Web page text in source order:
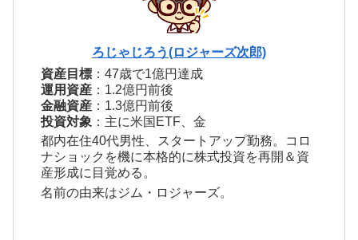
ろじゃじろう(ロジャーズ次郎)
資産目標 ：47歳で1億円達成
運用資産 ：1.2億円前後
金融資産 ：1.3億円前後
投資対象 ：主に米国ETF、金
都内在住40代男性、スタートアップ勤務。コロ
ナショックを機に本格的に株式投資を再開＆資
産形成に目覚める。
名前の由来はジム・ロジャーズ。